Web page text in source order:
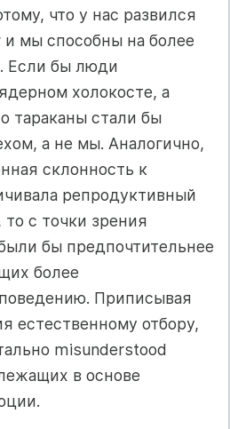
что у нас развился
мы способны на более
Если бы люди
холокосте, а
тараканы стали бы
а не мы. Аналогично,
склонность к
репродуктивный
с точки зрения
бы предпочтительнее
более
Приписывая
естественному отбору,
misunderstood
в основе